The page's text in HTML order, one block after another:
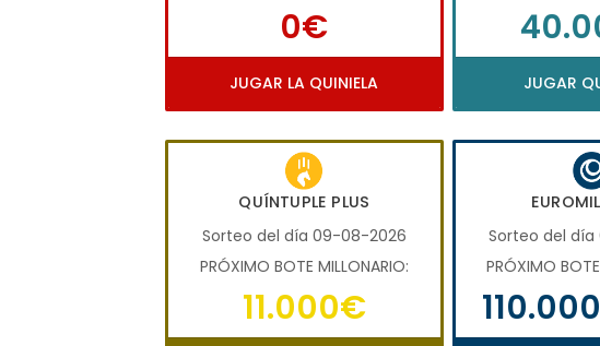
0€
JUGAR LA QUINIELA JUGAR
QUÍNTUPLE PLUS
Sorteo del día 09-08-2026
PRÓXIMO BOTE MILLONARIO:
11.000€
Sorteo del
PRÓXIMO